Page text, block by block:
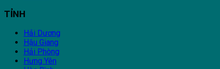
TỈNH
Hải Dương
Hậu Giang
Hải Phòng
Hưng Yên